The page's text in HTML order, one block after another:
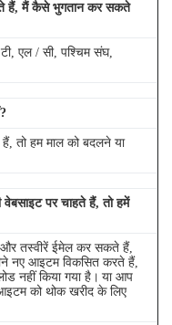
हैं, मैं कैसे भुगतान कर सकते
एल / सी, पश्चिम संघ,
तो हम माल को बदलने या
पर चाहते हैं, तो हमें
तस्वीरें ईमेल कर सकते हैं,
नए आइटम विकसित करते हैं,
नहीं किया गया है। या आप
को थोक खरीद के लिए